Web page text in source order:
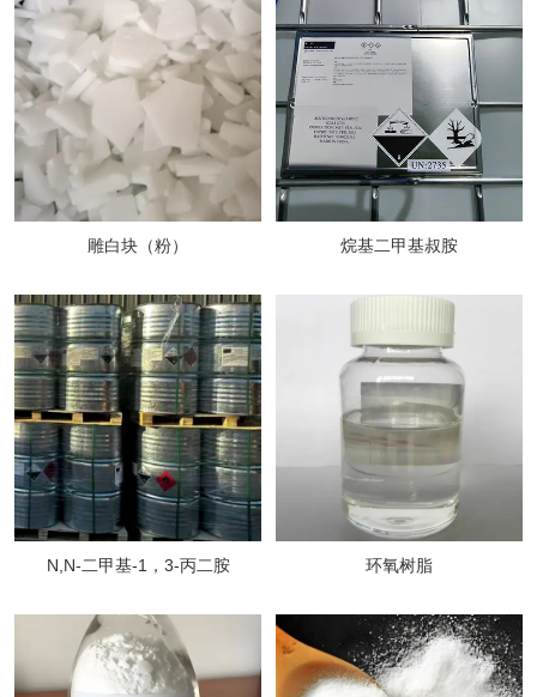
雕白块（粉） 烷基二甲基叔胺
N,N-二甲基-1，3-丙二胺 环氧树脂